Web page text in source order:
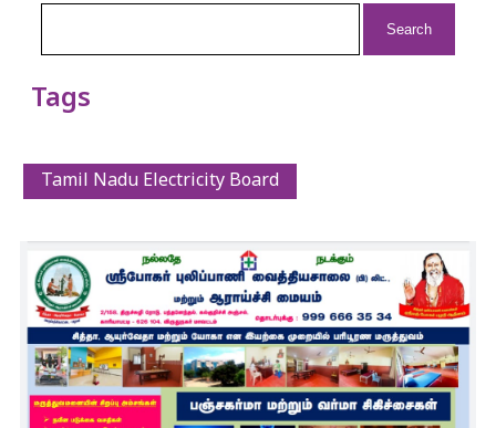
Tags
Tamil Nadu Electricity Board